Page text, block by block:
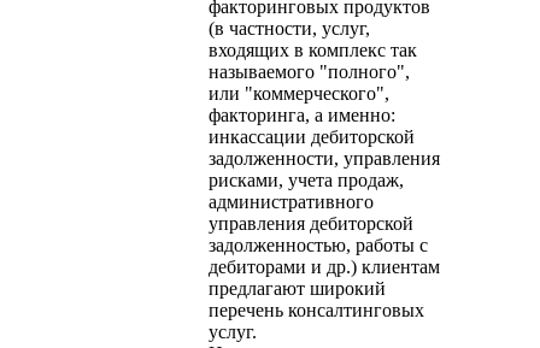
факторинговых продуктов
(в частности, услуг,
входящих в комплекс так
называемого "полного",
или "коммерческого",
факторинга, а именно:
инкассации дебиторской
задолженности, управления
рисками, учета продаж,
административного
управления дебиторской
задолженностью, работы с
дебиторами и др.) клиентам
предлагают широкий
перечень консалтинговых
услуг.